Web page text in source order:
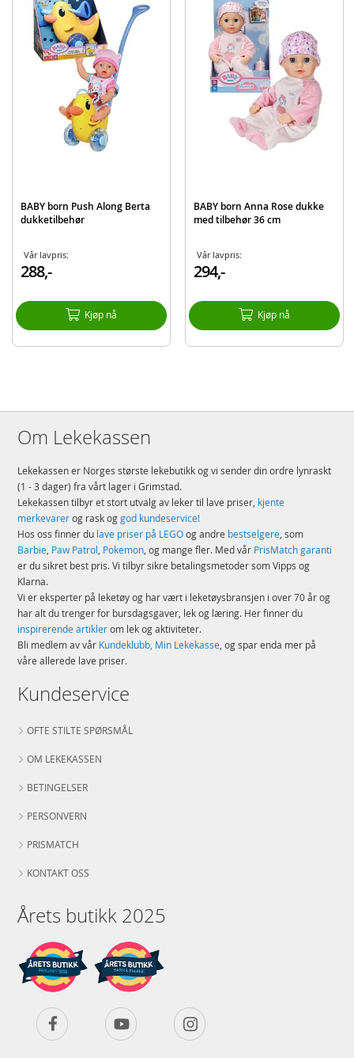
Avtagbar stellematte
And med rengjøringsklut
Detaljer:
Passer til dukker opptil 43 cm
Mål: 50x35x52 cm
Alder: fra 3 år
Merk: dukke, bleie og klesskift medfølger ikke
EAN 4001167829998
BABY born Push Along Berta
dukketilbehør
Vår lavpris:
288,-
Kjøp nå
BABY born Anna Rose dukke
med tilbehør 36 cm
Vår lavpris:
294,-
Kjøp nå
Om Lekekassen
Lekekassen er Norges største lekebutikk og vi sender din ordre lynraskt
(1 - 3 dager) fra vårt lager i Grimstad.
Lekekassen tilbyr et stort utvalg av leker til lave priser, kjente
merkevarerog rask oggod kundeservice!
Hos oss finner du lave priser på LEGOog andre bestselgere, som
Barbie, Paw Patrol, Pokemon, og mange fler. Med vår PrisMatch garanti
er du sikret best pris. Vi tilbyr sikre betalingsmetoder som Vipps og
Klarna.
Vi er eksperter på leketøy og har vært i leketøysbransjen i over 70 år og
har alt du trenger for bursdagsgaver, lek og læring. Her finner du
inspirerende artiklerom lek og aktiviteter.
Bli medlem av vår Kundeklubb, Min Lekekasse, og spar enda mer på
våre allerede lave priser.
Kundeservice
OFTE STILTE SPØRSMÅL
OM LEKEKASSEN
BETINGELSER
PERSONVERN
PRISMATCH
KONTAKT OSS
Årets butikk 2025